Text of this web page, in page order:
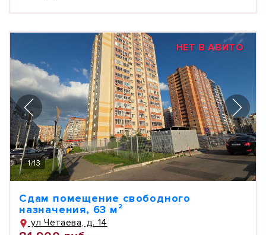
НЕТ В АВИТО
1/13
Сдам помещение свободного
назначения, 63 м²
ул Четаева, д. 14